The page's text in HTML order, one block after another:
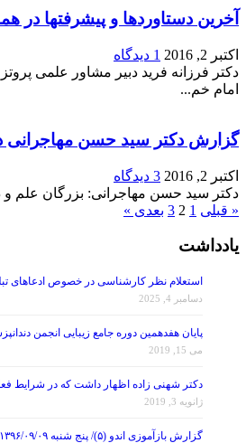
آخرین دستاوردها و پیشرفتها در
اکتبر 2, 2016
1 دیدگاه
امام خم...
گزارش دکتر سید حسن مهاجرانی
اکتبر 2, 2016
3 دیدگاه
دکتر سید حسن مهاجرانی: بزرگان علم و
« قبلی 1
2
3 بعدی »
یادداشت
استعلام نظر کارشناسی در خصوص ادعاهای
دسامبر 4, 2025
پایان هفدهمین دوره جامع زیبایی انجمن
می 15, 2019
دکتر شهنی زاده اظهار داشت که در شرایط
ژانویه 3, 2019
گزارش بازآموزی اندو (۵)/ پنج شنبه ۱۳۹۶/۰۹/۰۹